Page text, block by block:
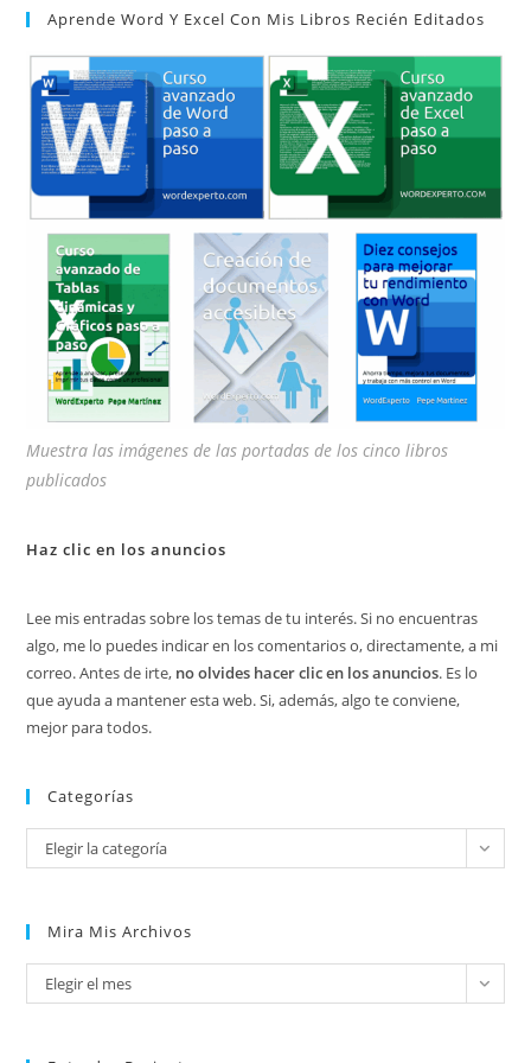
Aprende Word Y Excel Con Mis Libros Recién Editados
Muestra las imágenes de las portadas de los cinco libros
publicados
Haz clic en los anuncios
Lee mis entradas sobre los temas de tu interés. Si no encuentras
algo, me lo puedes indicar en los comentarios o, directamente, a mi
correo. Antes de irte, no olvides hacer clic en los anuncios. Es lo
que ayuda a mantener esta web. Si, además, algo te conviene,
mejor para todos.
Categorías
Categorías
Elegir la categoría
Mira Mis Archivos
Mira
mis
Elegir el mes